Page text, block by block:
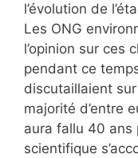
l’évolution de
Les ONG
l’opinion sur ces
pendant ce
discutaillaient
majorité d’entre
aura fallu 40 ans
scientifique